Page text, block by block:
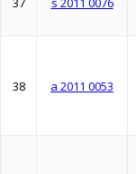
38 a 2011 0053